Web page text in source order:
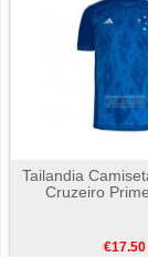
Tailandia
Cruzeiro
€17.50